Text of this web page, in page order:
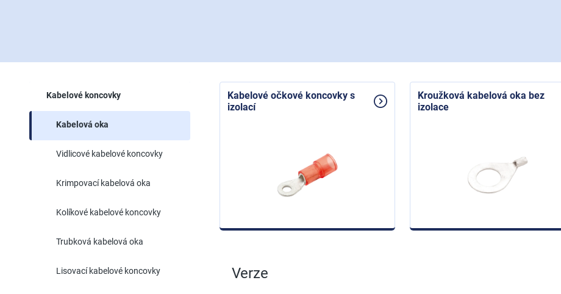
Kabelové koncovky
Kabelová oka
Vidlicové kabelové koncovky
Krimpovací kabelová oka
Kolíkové kabelové koncovky
Trubková kabelová oka
Lisovací kabelové koncovky
Kabelové očkové koncovky s
izolací
Kroužková kabelová oka bez
izolace
Verze